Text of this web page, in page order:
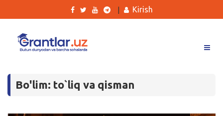
Tanlovlar
Kirish
Bo'lim: to`liq va qisman